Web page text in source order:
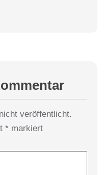
veröffentlicht.
* markiert